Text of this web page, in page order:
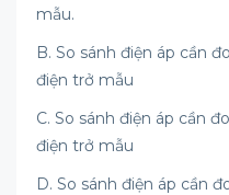
mẫu.
B. So sánh điện áp cần
điện trở mẫu
C. So sánh điện áp cần
điện trở mẫu
D. So sánh điện áp cần